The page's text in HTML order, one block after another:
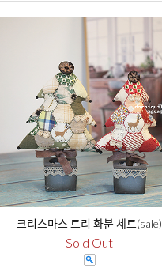
크리스마스 트리 화분 세트(sale)
Sold Out